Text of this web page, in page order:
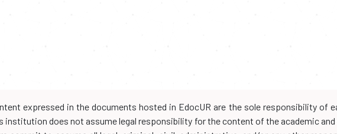
expressed in the documents hosted in EdocUR are the sole responsibility
institution does not assume legal responsibility for the content of the academic